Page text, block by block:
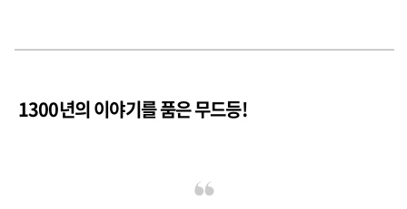
1300년의 이야기를 품은 무드등!